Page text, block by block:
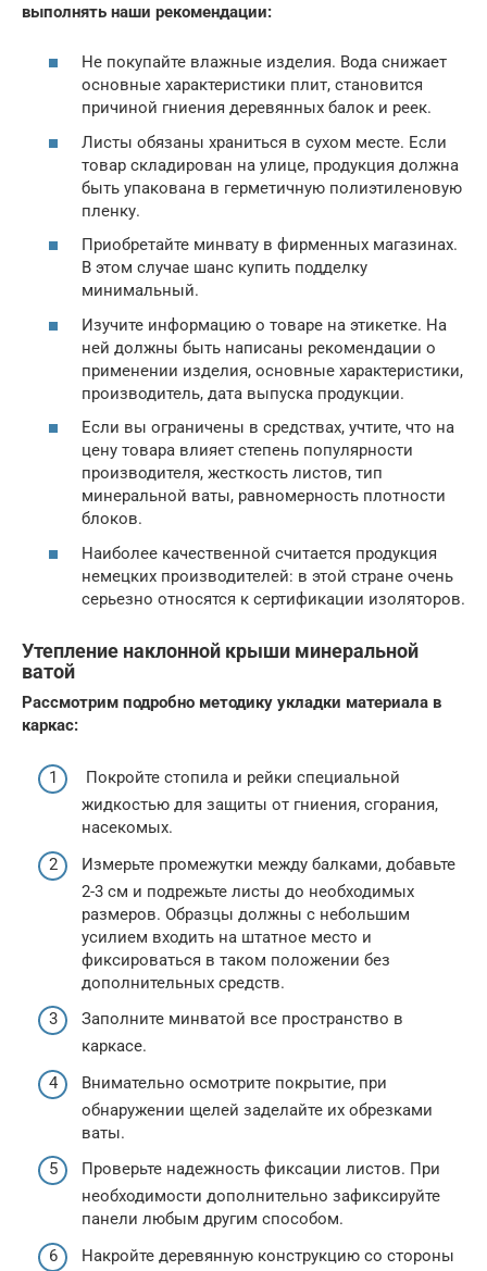
выполнять наши рекомендации:
Не покупайте влажные изделия. Вода снижает
основные характеристики плит, становится
причиной гниения деревянных балок и реек.
Листы обязаны храниться в сухом месте. Если
товар складирован на улице, продукция должна
быть упакована в герметичную полиэтиленовую
пленку.
Приобретайте минвату в фирменных магазинах.
В этом случае шанс купить подделку
минимальный.
Изучите информацию о товаре на этикетке. На
ней должны быть написаны рекомендации о
применении изделия, основные характеристики,
производитель, дата выпуска продукции.
Если вы ограничены в средствах, учтите, что на
цену товара влияет степень популярности
производителя, жесткость листов, тип
минеральной ваты, равномерность плотности
блоков.
Наиболее качественной считается продукция
немецких производителей: в этой стране очень
серьезно относятся к сертификации изоляторов.
Утепление наклонной крыши минеральной
ватой
Рассмотрим подробно методику укладки материала в
каркас:
Покройте стопила и рейки специальной
жидкостью для защиты от гниения, сгорания,
насекомых.
Измерьте промежутки между балками, добавьте
2-3 см и подрежьте листы до необходимых
размеров. Образцы должны с небольшим
усилием входить на штатное место и
фиксироваться в таком положении без
дополнительных средств.
Заполните минватой все пространство в
каркасе.
Внимательно осмотрите покрытие, при
обнаружении щелей заделайте их обрезками
ваты.
Проверьте надежность фиксации листов. При
необходимости дополнительно зафиксируйте
панели любым другим способом.
Накройте деревянную конструкцию со стороны